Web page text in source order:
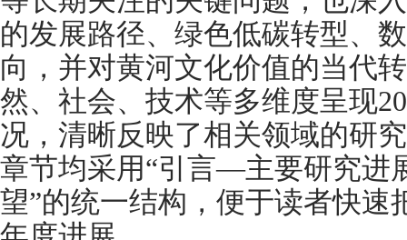
的发展路径、绿色低碳转型、
向，并对黄河文化价值的当代
然、社会、技术等多维度呈现
况，清晰反映了相关领域的研
章节均采用“引言—主要研究进
望”的统一结构，便于读者快速